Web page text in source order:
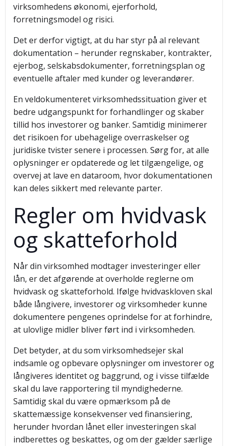
virksomhedens økonomi, ejerforhold,
forretningsmodel og risici.
Det er derfor vigtigt, at du har styr på al relevant
dokumentation – herunder regnskaber, kontrakter,
ejerbog, selskabsdokumenter, forretningsplan og
eventuelle aftaler med kunder og leverandører.
En veldokumenteret virksomhedssituation giver et
bedre udgangspunkt for forhandlinger og skaber
tillid hos investorer og banker. Samtidig minimerer
det risikoen for ubehagelige overraskelser og
juridiske tvister senere i processen. Sørg for, at alle
oplysninger er opdaterede og let tilgængelige, og
overvej at lave en dataroom, hvor dokumentationen
kan deles sikkert med relevante parter.
Regler om hvidvask
og skatteforhold
Når din virksomhed modtager investeringer eller
lån, er det afgørende at overholde reglerne om
hvidvask og skatteforhold. Ifølge hvidvaskloven skal
både långivere, investorer og virksomheder kunne
dokumentere pengenes oprindelse for at forhindre,
at ulovlige midler bliver ført ind i virksomheden.
Det betyder, at du som virksomhedsejer skal
indsamle og opbevare oplysninger om investorer og
långiveres identitet og baggrund, og i visse tilfælde
skal du lave rapportering til myndighederne.
Samtidig skal du være opmærksom på de
skattemæssige konsekvenser ved finansiering,
herunder hvordan lånet eller investeringen skal
indberettes og beskattes, og om der gælder særlige